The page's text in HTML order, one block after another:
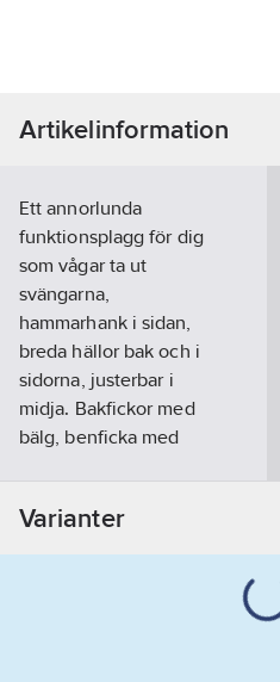
Artikelinformation
Ett annorlunda
funktionsplagg för dig
som vågar ta ut
svängarna,
hammarhank i sidan,
breda hällor bak och i
sidorna, justerbar i
midja. Bakfickor med
bälg, benficka med
Spikfickor - kan
stoppas i de bälgade
Varianter